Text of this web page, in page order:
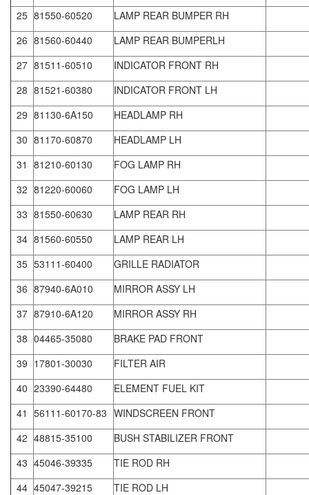
25 81550-60520
LAMP REAR BUMPER RH
26 81560-60440
LAMP REAR BUMPERLH
27 81511-60510
INDICATOR FRONT RH
28 81521-60380
INDICATOR FRONT LH
29 81130-6A150
HEADLAMP RH
30 81170-60870
HEADLAMP LH
31 81210-60130
FOG LAMP RH
32 81220-60060
FOG LAMP LH
33 81550-60630
LAMP REAR RH
34 81560-60550
LAMP REAR LH
35 53111-60400
GRILLE RADIATOR
36 87940-6A010
MIRROR ASSY LH
37 87910-6A120
MIRROR ASSY RH
38 04465-35080
BRAKE PAD FRONT
39 17801-30030
FILTER AIR
40 23390-64480
ELEMENT FUEL KIT
41 56111-60170-83 WINDSCREEN FRONT
42 48815-35100
BUSH STABILIZER FRONT
43 45046-39335
TIE ROD RH
44 45047-39215
TIE ROD LH